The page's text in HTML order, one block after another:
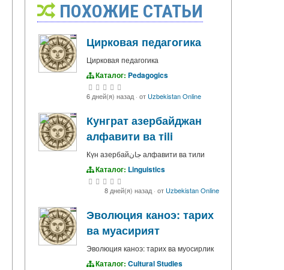
ПОХОЖИЕ СТАТЬИ
Цирковая педагогика
Цирковая педагогика
Каталог: Pedagogics
6 дней(я) назад· от Uzbekistan Online
Кунграт азербайджан
алфавити ва тili
Күн азербайجان алфавити ва тили
Каталог: Linguistics
8 дней(я) назад· от Uzbekistan Online
Эволюция каноэ: тарих
ва муасирият
Эволюция каноэ: тарих ва муосирлик
Каталог: Cultural Studies